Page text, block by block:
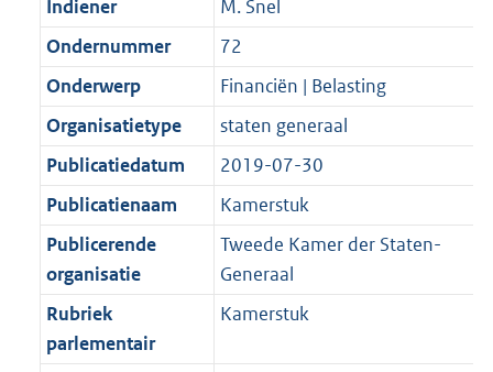
Indiener
M. Snel
Ondernummer
72
Onderwerp
Financiën | Belasting
Organisatietype
staten generaal
Publicatiedatum
2019-07-30
Publicatienaam
Kamerstuk
Publicerende
organisatie
Tweede Kamer der Staten-
Generaal
Rubriek
parlementair
Kamerstuk